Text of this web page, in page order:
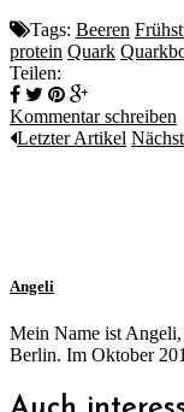
Tags: Beeren
protein Quark
Teilen:
Kommentar schreiben
Letzter Artikel
Angeli
Mein Name ist
Berlin. Im Oktober